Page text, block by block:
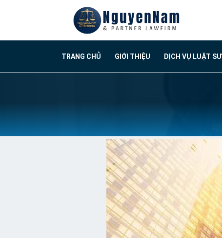
TRANG CHỦ GIỚI THIỆU DỊCH VỤ LUẬT SƯ